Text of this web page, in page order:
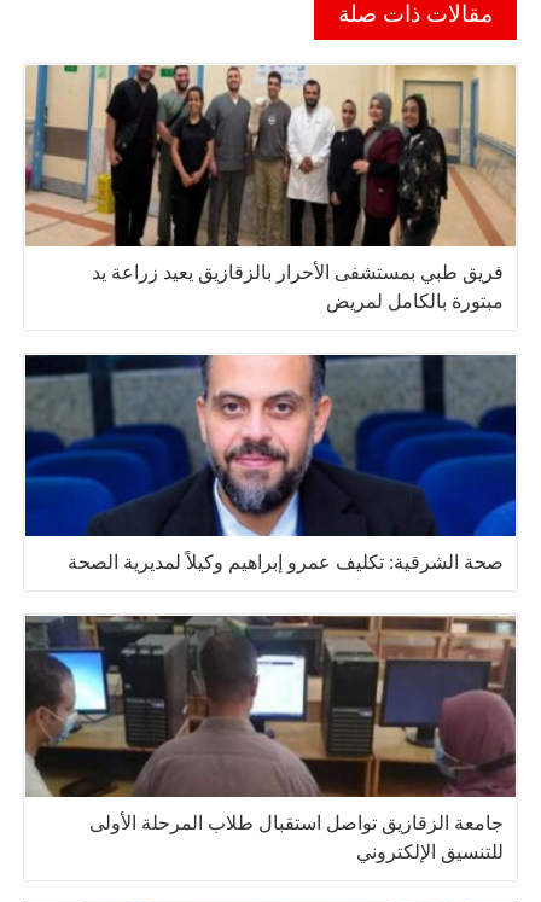
مقالات ذات صلة
فريق طبي بمستشفى الأحرار بالزقازيق يعيد زراعة يد
مبتورة بالكامل لمريض
صحة الشرقية: تكليف عمرو إبراهيم وكيلاً لمديرية الصحة
جامعة الزقازيق تواصل استقبال طلاب المرحلة الأولى
للتنسيق الإلكتروني